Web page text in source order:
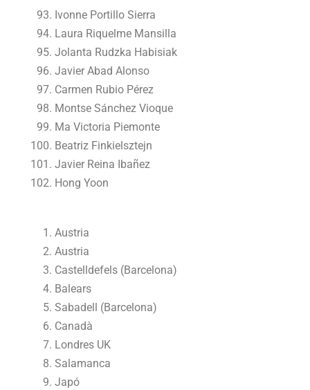
Ivonne Portillo Sierra
Laura Riquelme Mansilla
Jolanta Rudzka Habisiak
Javier Abad Alonso
Carmen Rubio Pérez
Montse Sánchez Vioque
Ma Victoria Piemonte
Beatriz Finkielsztejn
Javier Reina Ibañez
Hong Yoon
Austria
Austria
Castelldefels (Barcelona)
Balears
Sabadell (Barcelona)
Canadà
Londres UK
Salamanca
Japó